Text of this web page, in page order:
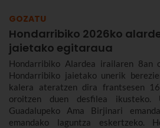
GOZATU
Hondarribiko 2026ko
jaietako egitaraua
Hondarribiko Alardea irailaren 8an
Hondarribiko jaietako unerik
kalera ateratzen dira frantsesen
oroitzen duen desfilea
Guadalupeko Ama Birjinari
emandako laguntza eskertzeko.